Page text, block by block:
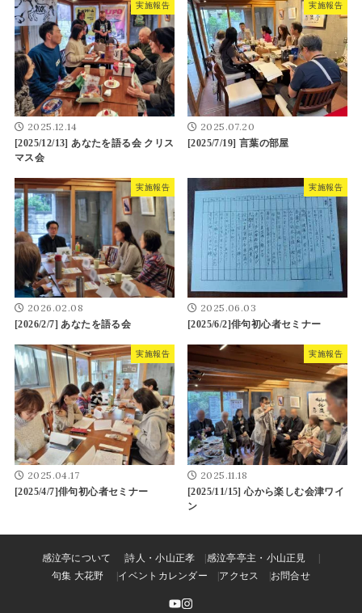
実施報告
2025.12.14
[2025/12/13] あなたを語る会 クリス
マス会
実施報告
2025.07.20
[2025/7/19] 言葉の部屋
実施報告
2026.02.08
[2026/2/7] あなたを語る会
実施報告
2025.06.03
[2025/6/2]俳句初心者セミナー
実施報告
2025.04.17
[2025/4/7]俳句初心者セミナー
実施報告
2025.11.18
[2025/11/15] 心から楽しむ会津ワイ
ン
感泣亭について 詩人・小山正孝
感泣亭亭主・小山正見
句集 大花野
イベントカレンダー アクセス お問合せ